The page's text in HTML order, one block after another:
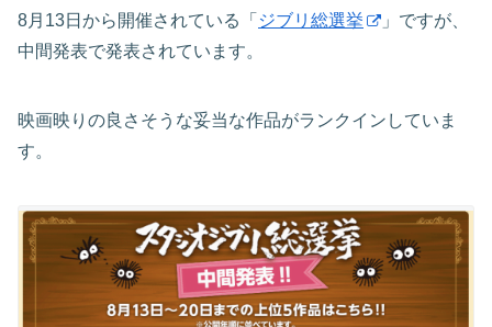
8月13日から開催されている「 ジブリ総選挙
」ですが、
中間発表で発表されています。
映画映りの良さそうな妥当な作品がランクインしていま
す。